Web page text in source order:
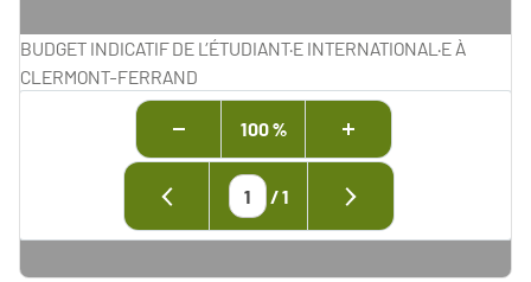
BUDGET INDICATIF DE L’ÉTUDIANT·E INTERNATIONAL·E À
CLERMONT-FERRAND
100 %
/1